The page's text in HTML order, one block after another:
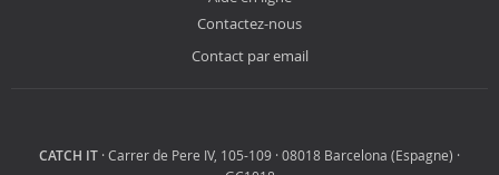
Contactez-nous
Contact par email
CATCH IT · Carrer de Pere IV, 105-109 · 08018 Barcelona (Espagne) ·